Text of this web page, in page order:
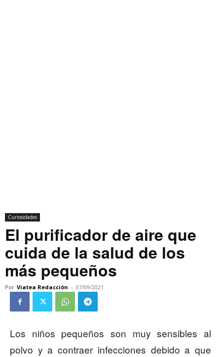
Curiosidades
El purificador de aire que
cuida de la salud de los
más pequeños
Por Viatea Redacción - 07/09/2021
Los niños pequeños son muy sensibles al
polvo y a contraer infecciones debido a que